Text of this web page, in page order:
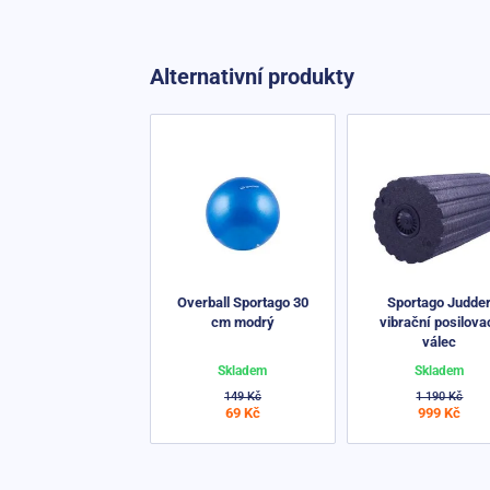
Alternativní produkty
Overball Sportago 30
cm modrý
149 Kč
69 Kč
Skladem
Sportago
vibrační
válec
1 190 Kč
999 Kč
Skladem